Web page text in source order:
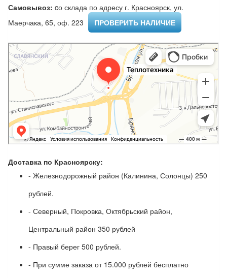
Самовывоз: cо склада по адресу г. Красноярск, ул.
Маерчака, 65, оф. 223 ​
ПРОВЕРИТЬ НАЛИЧИЕ
Доставка по Красноярску:
- Железнодорожный район (Калинина, Солонцы) 250
рублей.
- Северный, Покровка, Октябрьский район,
Центральный район 350 рублей
- Правый берег 500 рублей.
- При сумме заказа от 15.000 рублей бесплатно